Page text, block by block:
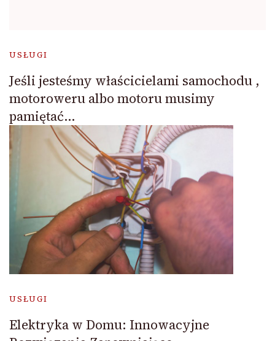
USŁUGI
Jeśli jesteśmy właścicielami samochodu ,
motoroweru albo motoru musimy
pamiętać…
USŁUGI
Elektryka w Domu: Innowacyjne